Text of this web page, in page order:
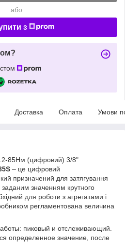
або
з
Доставка Оплата Умови
85Нм (цифровий) 3/8"
– це цифровий
призначений для затягування
заданим значенням крутного
для роботи з агрегатами і
регламентована величина
пиковый и отслеживающий.
определенное значение, после